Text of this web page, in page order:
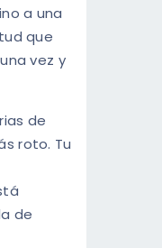
a una
que
vez y
de
roto. Tu
de